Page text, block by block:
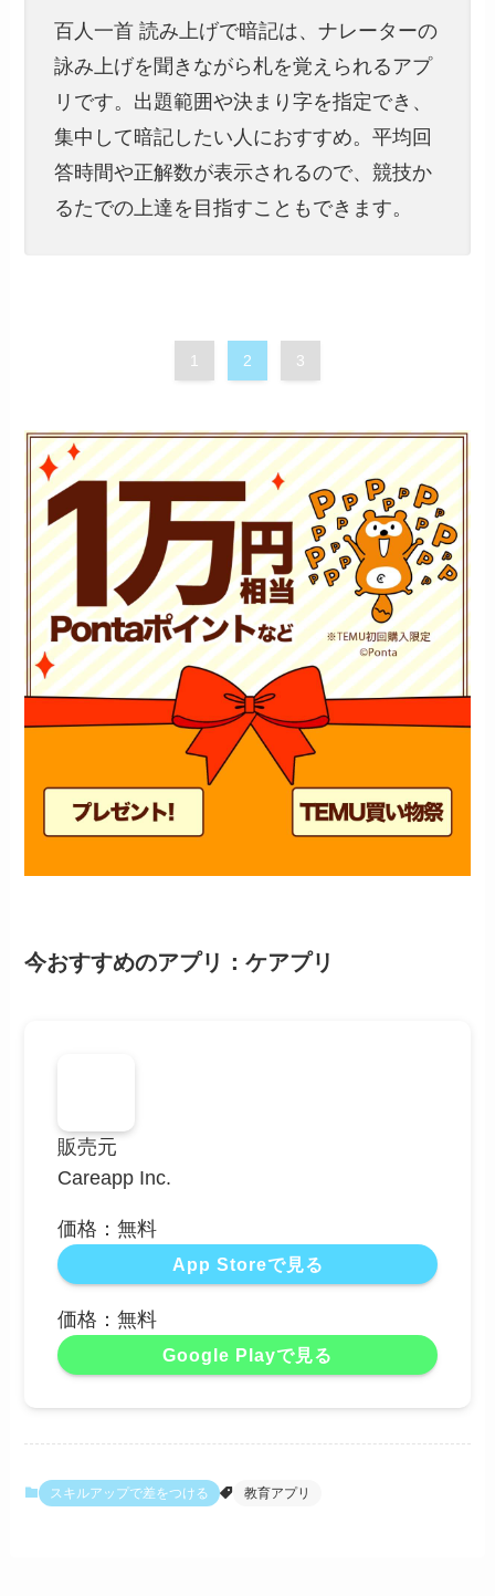
百人一首 読み上げで暗記は、ナレーターの
詠み上げを聞きながら札を覚えられるアプ
リです。出題範囲や決まり字を指定でき、
集中して暗記したい人におすすめ。平均回
答時間や正解数が表示されるので、競技か
るたでの上達を目指すこともできます。
1 2 3
今おすすめのアプリ：ケアプリ
販売元
Careapp Inc.
価格：無料
App Storeで見る
価格：無料
Google Playで見る
スキルアップで差をつける 教育アプリ